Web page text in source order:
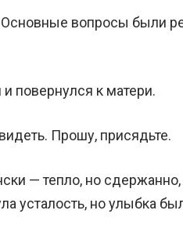
Основные вопросы были
повернулся к матери.
Прошу, присядьте.
— тепло, но
усталость, но улыбка